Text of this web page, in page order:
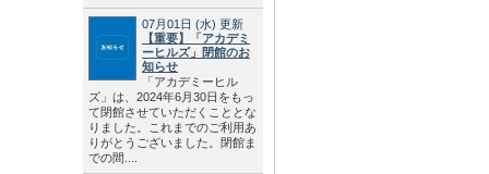
07月01日 (水) 更新
【重要】「アカデミ
ーヒルズ」閉館のお
知らせ
「アカデミーヒル
ズ」は、2024年6月30日をもっ
て閉館させていただくこととな
りました。これまでのご利用あ
りがとうございました。閉館ま
での間....